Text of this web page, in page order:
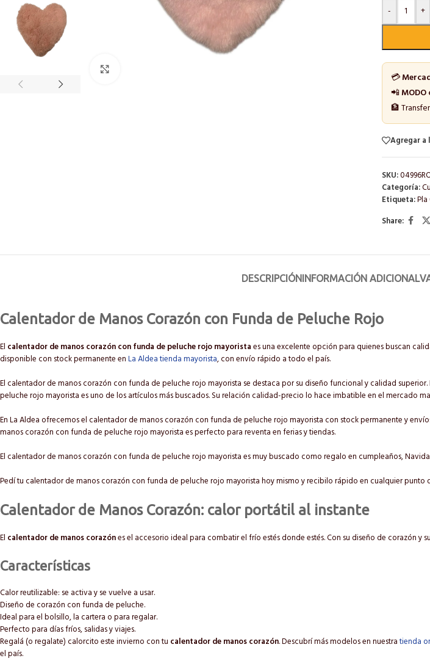
-
+
💳
📲MODO
🏦
Agregar a
SKU:
Categoría:
Etiqueta:
Share:
DESCRIPCIÓNINFORMACIÓN ADICIONAL
Calentador de Manos Corazón con Funda de Peluche Rojo
El calentador de manos corazón con funda de peluche rojo mayoristaes una excelente opción para quienes buscan
disponible con stock permanente enLa Aldea tienda mayorista, con envío rápido a todo el país.
El calentador de manos corazón con funda de peluche rojo mayorista se destaca por su diseño funcional y calidad
peluche rojo mayorista es uno de los artículos más buscados. Su relación calidad-precio lo hace imbatible en el mercado
En La Aldea ofrecemos el calentador de manos corazón con funda de peluche rojo mayorista con stock permanente y
manos corazón con funda de peluche rojo mayorista es perfecto para reventa en ferias y tiendas.
El calentador de manos corazón con funda de peluche rojo mayorista es muy buscado como regalo en cumpleaños,
Pedí tu calentador de manos corazón con funda de peluche rojo mayorista hoy mismo y recibilo rápido en cualquier punto
Calentador de Manos Corazón: calor portátil al instante
El calentador de manos corazónes el accesorio ideal para combatir el frío estés donde estés. Con su diseño de corazón
Características
Calor reutilizable: se activa y se vuelve a usar.
Diseño de corazón con funda de peluche.
Ideal para el bolsillo, la cartera o para regalar.
Perfecto para días fríos, salidas y viajes.
Regalá (o regalate) calorcito este invierno con tu calentador de manos corazón. Descubrí más modelos en nuestratienda
el país.